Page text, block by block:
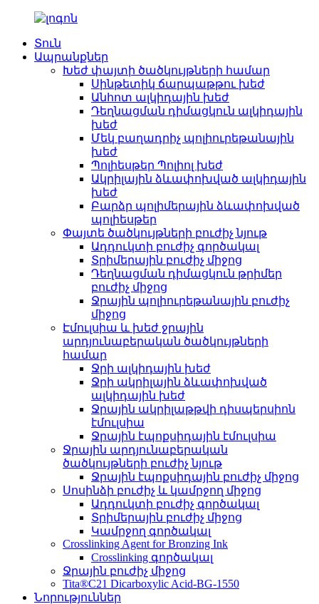
Տուն
Ապրանքներ
Խեժ փայտի ծածկույթների համար
Սինթետիկ ճարպաթթու խեժ
Անհոտ ալկիդային խեժ
Դեղնացման դիմացկուն ալկիդային
խեժ
Մեկ բաղադրիչ պոլիուրեթանային
խեժ
Պոլիեսթեր Պոլիոլ խեժ
Ակրիլային ձևափոխված ալկիդային
խեժ
Բարձր պոլիմերային ձևափոխված
պոլիեսթեր
Փայտե ծածկույթների բուժիչ նյութ
Ադդուկտի բուժիչ գործակալ
Տրիմերային բուժիչ միջոց
Դեղնացման դիմացկուն թրիմեր
բուժիչ միջոց
Ջրային պոլիուրեթանային բուժիչ
միջոց
Էմուլսիա և խեժ ջրային
արդյունաբերական ծածկույթների
համար
Ջրի ալկիդային խեժ
Ջրի ակրիլային ձևափոխված
ալկիդային խեժ
Ջրային ակրիլաթթվի դիսպերսիոն
էմուլսիա
Ջրային էպոքսիդային էմուլսիա
Ջրային արդյունաբերական
ծածկույթների բուժիչ նյութ
Ջրային էպոքսիդային բուժիչ միջոց
Սոսինձի բուժիչ և կամրջող միջոց
Ադդուկտի բուժիչ գործակալ
Տրիմերային բուժիչ միջոց
Կամրջող գործակալ
Crosslinking Agent for Bronzing Ink
Crosslinking գործակալ
Ջրային բուժիչ միջոց
Tita®C21 Dicarboxylic Acid-BG-1550
Նորություններ